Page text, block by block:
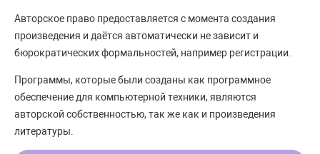
Авторское право предоставляется с момента создания
произведения и даётся автоматически не зависит и
бюрократических формальностей, например регистрации.
Программы, которые были созданы как программное
обеспечение для компьютерной техники, являются
авторской собственностью, так же как и произведения
литературы.